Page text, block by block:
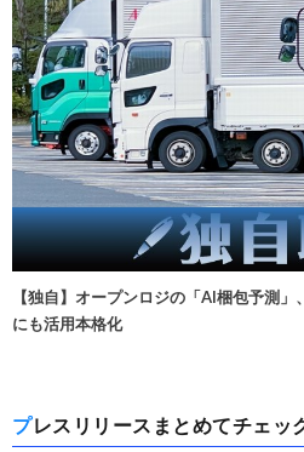
【独自】オープンロジの「AI梱包予測
にも活用本格化
プレスリリースまとめてチェッ